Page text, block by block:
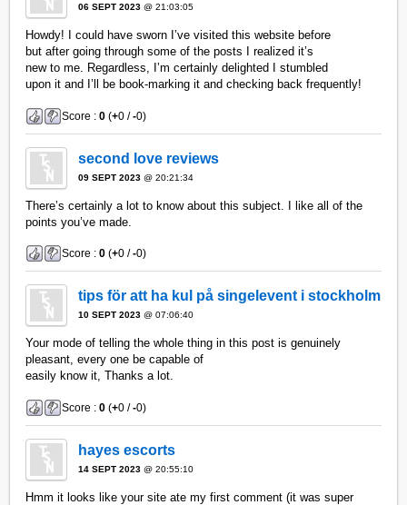
06 SEPT 2023 @ 21:03:05
Howdy! I could have sworn I’ve visited this website before
but after going through some of the posts I realized it’s
new to me. Regardless, I’m certainly delighted I stumbled
upon it and I’ll be book-marking it and checking back frequently!
Score :0 (+0 /-0)
second love reviews
09 SEPT 2023 @ 20:21:34
There’s certainly a lot to know about this subject. I like all of the
points you’ve made.
Score :0 (+0 /-0)
tips för att ha kul på singelevent i stockholm
10 SEPT 2023 @ 07:06:40
Your mode of telling the whole thing in this post is genuinely
pleasant, every one be capable of
easily know it, Thanks a lot.
Score :0 (+0 /-0)
hayes escorts
14 SEPT 2023 @ 20:55:10
Hmm it looks like your site ate my first comment (it was super